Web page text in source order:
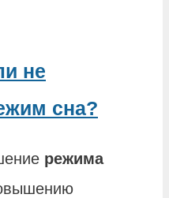
не
сна?
режима